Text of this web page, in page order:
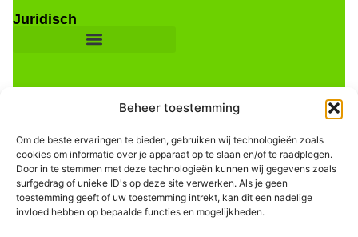
Beheer toestemming
Om de beste ervaringen te bieden, gebruiken wij technologieën zoals
cookies om informatie over je apparaat op te slaan en/of te raadplegen.
Door in te stemmen met deze technologieën kunnen wij gegevens zoals
surfgedrag of unieke ID's op deze site verwerken. Als je geen
toestemming geeft of uw toestemming intrekt, kan dit een nadelige
invloed hebben op bepaalde functies en mogelijkheden.
Juridisch
Informatie